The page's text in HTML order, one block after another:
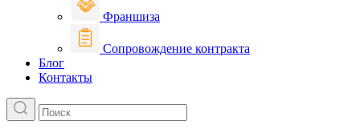
Франшиза
Сопровождение контракта
Блог
Контакты